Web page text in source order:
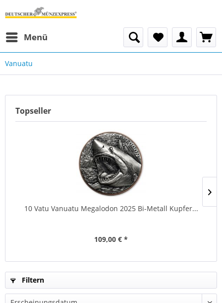
Menü
Vanuatu
Topseller
10 Vatu Vanuatu Megalodon 2025 Bi-Metall Kupfer...
109,00 € *
Filtern